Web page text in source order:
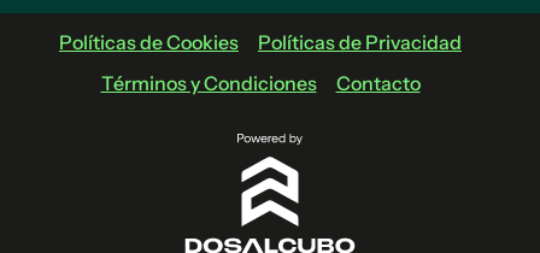
Políticas de Cookies
Políticas de Privacidad
Términos y Condiciones
Contacto